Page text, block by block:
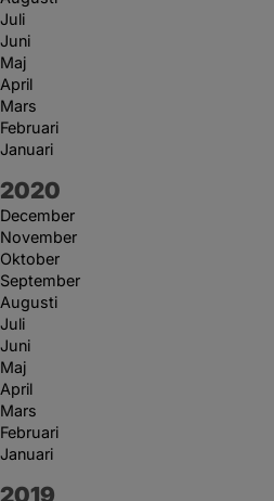
Juli
Juni
Maj
April
Mars
Februari
Januari
År:
2020
December
November
Oktober
September
Augusti
Juli
Juni
Maj
April
Mars
Februari
Januari
År:
2019